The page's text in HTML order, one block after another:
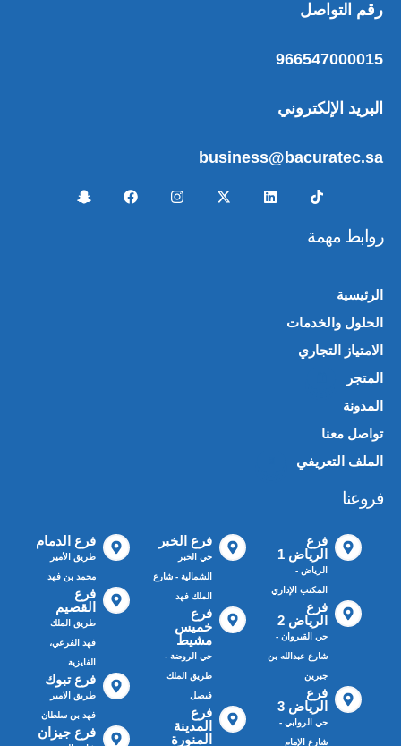
رقم التواصل
966547000015
البريد الإلكتروني
business@bacuratec.sa
روابط مهمة
الرئيسية
الحلول والخدمات
الامتياز التجاري
المتجر
المدونة
تواصل معنا
الملف التعريفي
فروعنا
فرع
الرياض 1
الرياض -
المكتب الإداري
فرع
الرياض 2
حي القيروان -
شارع عبدالله بن
جبرين
فرع
الرياض 3
حي الروابي -
شارع الإمام
فرع الخبر
حي الخبر
الشمالية - شارع
الملك فهد
فرع
خميس
مشيط
حي الروضة -
طريق الملك
فيصل
فرع
المدينة
المنورة
فرع الدمام
طريق الأمير
محمد بن فهد
فرع
القصيم
طريق الملك
فهد الفرعي،
الفايزية
فرع تبوك
طريق الامير
فهد بن سلطان
فرع جيزان